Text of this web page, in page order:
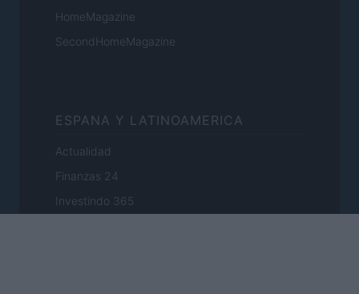
HomeMagazine
SecondHomeMagazine
ESPANA Y LATINOAMERICA
Actualidad
Finanzas 24
Investindo 365